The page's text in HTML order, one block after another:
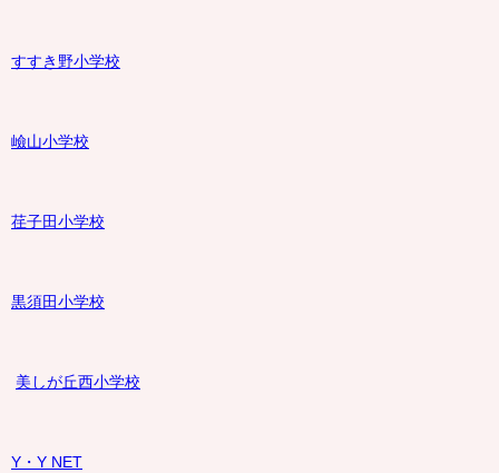
すすき野小学校
嶮山小学校
荏子田小学校
黒須田小学校
美しが丘西小学校
Y・Y NET